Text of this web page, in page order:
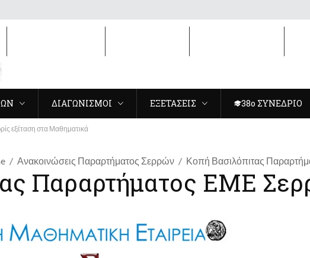
ΔΙΑΓΩΝΙΣΜΟΙ ΕΞΕΤΑΣΕΙΣ 38ο ΣΥΝΕΔΡΙΟ
εξέταση στα Μαθηματικά
Ανακοινώσεις Παραρτήματος Σερρών Κοπή Βασιλόπιτας
Παραρτήματος ΕΜΕ